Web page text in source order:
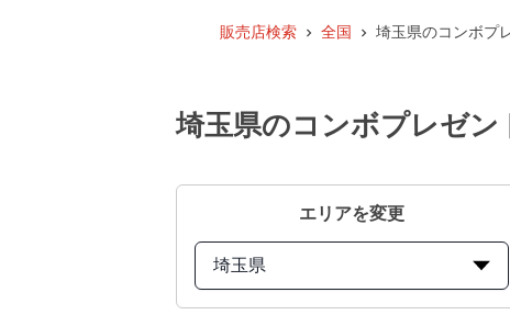
販売店検索 全国 埼玉県のコンボプ
埼玉県のコンボプレゼ
エリアを変更
埼玉県